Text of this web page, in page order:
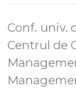
Conf. univ.
Centrul de